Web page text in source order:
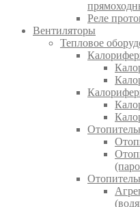
Реле
Вентиляторы
Тепловое